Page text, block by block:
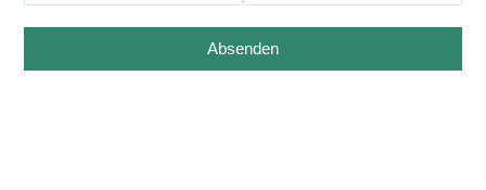
Absenden